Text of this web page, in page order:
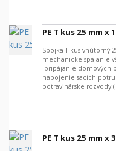
PE T kus 25 mm
Spojka T kus
mechanické
-pripájanie domových
napojenie sacích
potravinárske rozvody
PE T kus 25 mm